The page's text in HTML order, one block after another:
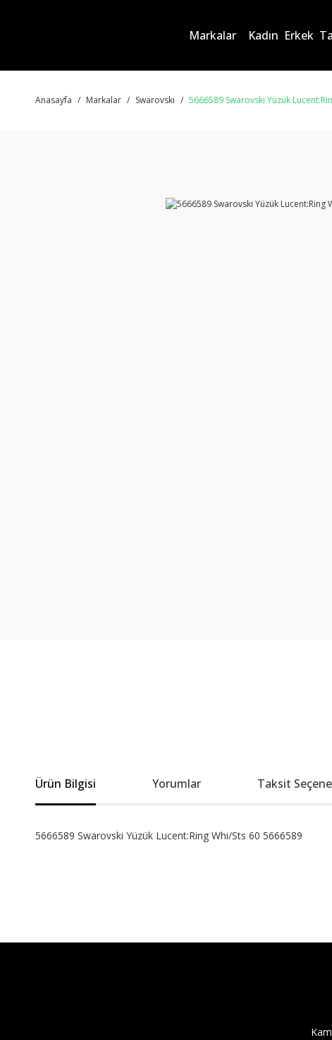
Markalar Kadın Erkek
Anasayfa Markalar Swarovski 5666589 Swarovski Yüzük
Ürün Bilgisi Yorumlar Taksit
5666589 Swarovski Yüzük Lucent:Ring Whi/Sts 60 5666589